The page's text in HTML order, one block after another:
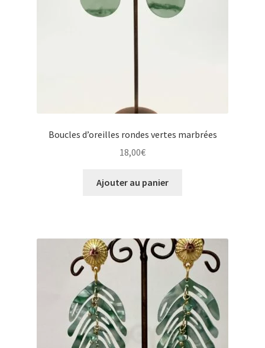
Boucles d’oreilles rondes vertes marbrées
18,00€
Ajouter au panier